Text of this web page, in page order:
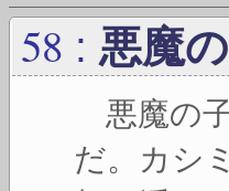
58 : 悪魔
悪魔の
だ。カシ